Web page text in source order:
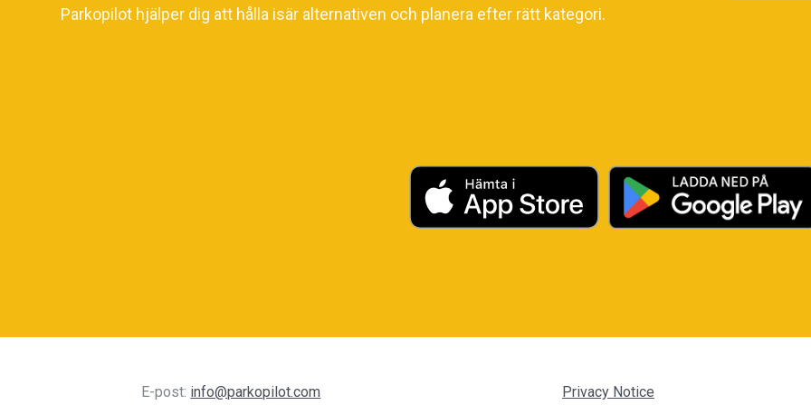
Parkopilot hjälper dig att hålla isär alternativen och planera efter rätt kategori.
E-post: info@parkopilot.com Privacy Notice